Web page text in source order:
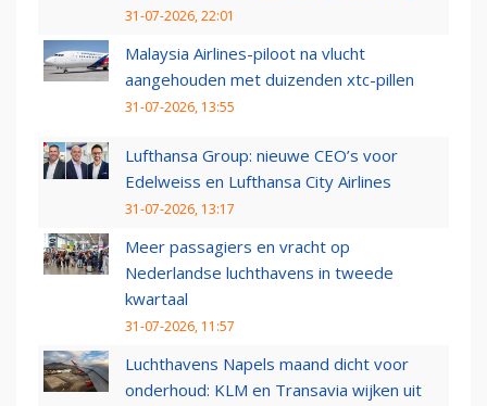
31-07-2026, 22:01
Malaysia Airlines-piloot na vlucht
aangehouden met duizenden xtc-pillen
31-07-2026, 13:55
Lufthansa Group: nieuwe CEO’s voor
Edelweiss en Lufthansa City Airlines
31-07-2026, 13:17
Meer passagiers en vracht op
Nederlandse luchthavens in tweede
kwartaal
31-07-2026, 11:57
Luchthavens Napels maand dicht voor
onderhoud: KLM en Transavia wijken uit